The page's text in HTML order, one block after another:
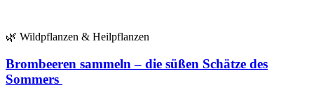
🌿 Wild­pflan­zen & Heilpflanzen
Brombeeren sammeln – die süßen Schätze des
Sommers